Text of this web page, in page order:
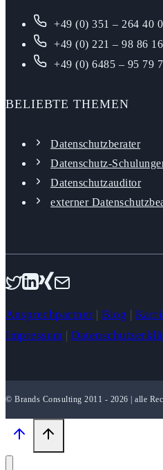
+49 (0) 351 – 264 40
+49 (0) 221 – 98 86
+49 (0) 6485 – 95 79
BELIEBTE THEMEN
Datenschutzberater
Datenschutz-
Datenschutzauditor
externer
Ansprechpartner |Blog |
Impressum |
© Brands Consulting 2011 - 2026 | alle